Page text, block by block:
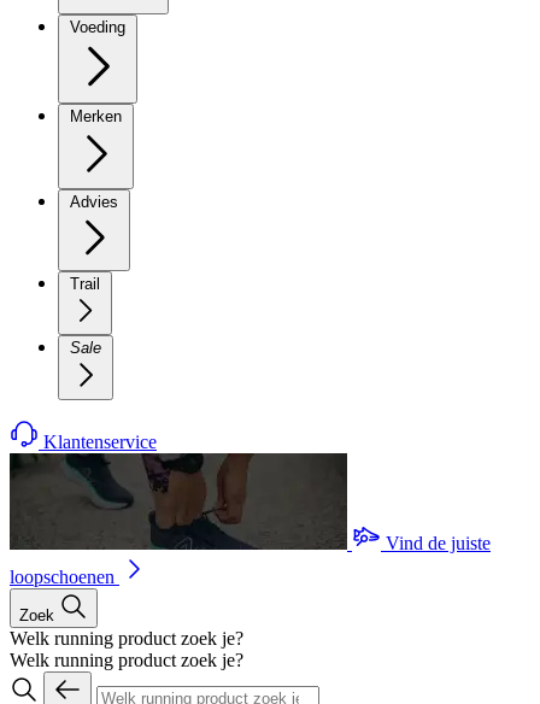
Voeding
Merken
Advies
Trail
Sale
Klantenservice
Vind de juiste
loopschoenen
Zoek
Welk running product zoek je?
Welk running product zoek je?